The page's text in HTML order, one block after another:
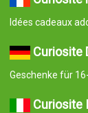
Idées cadeaux
Curiosite
Geschenke für
Curiosite